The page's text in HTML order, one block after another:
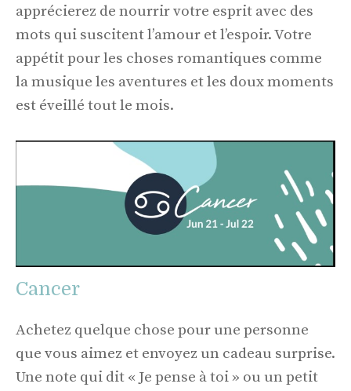
apprécierez de nourrir votre esprit avec des
mots qui suscitent l’amour et l’espoir. Votre
appétit pour les choses romantiques comme
la musique les aventures et les doux moments
est éveillé tout le mois.
Cancer
Achetez quelque chose pour une personne
que vous aimez et envoyez un cadeau surprise.
Une note qui dit « Je pense à toi » ou un petit